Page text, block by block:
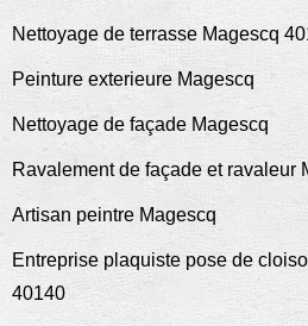
Nettoyage de terrasse Magescq
Peinture exterieure Magescq
Nettoyage de façade Magescq
Ravalement de façade et ravaleur
Artisan peintre Magescq
Entreprise plaquiste pose de
40140